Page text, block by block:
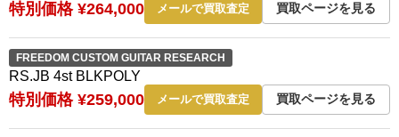
特別価格 ¥264,000 メールで買取査定 買取ページを見る
FREEDOM CUSTOM GUITAR RESEARCH
RS.JB 4st BLKPOLY
特別価格 ¥259,000 メールで買取査定 買取ページを見る